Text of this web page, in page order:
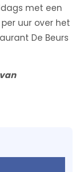
met een
uur over het
De Beurs